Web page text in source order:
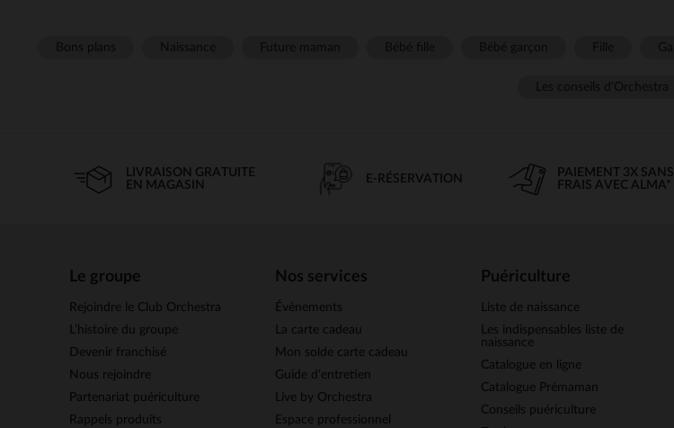
LIVRAISON GRATUITE
EN MAGASIN
E-RÉSERVATION
PAIEMENT 3X SANS
FRAIS AVEC ALMA*
Le groupe
Rejoindre le Club Orchestra
L’histoire du groupe
Devenir franchisé
Nous rejoindre
Partenariat puériculture
Rappels produits
Nos services
Évènements
La carte cadeau
Mon solde carte cadeau
Guide d'entretien
Live by Orchestra
Espace professionnel
Puériculture
Liste de naissance
Les indispensables liste de
naissance
Catalogue en ligne
Catalogue Prémaman
Conseils puériculture